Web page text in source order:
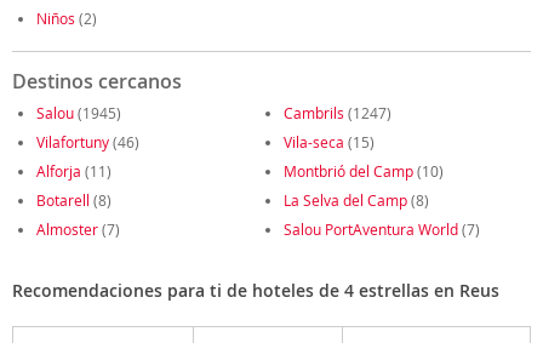
Niños (2)
Destinos cercanos
Salou(1945) Cambrils (1247)
Vilafortuny(46) Vila-seca (15)
Alforja (11) Montbrió del Camp(10)
Botarell (8) La Selva del Camp(8)
Almoster(7) Salou PortAventura World(7)
Recomendaciones para ti de hoteles de 4 estrellas en Reus